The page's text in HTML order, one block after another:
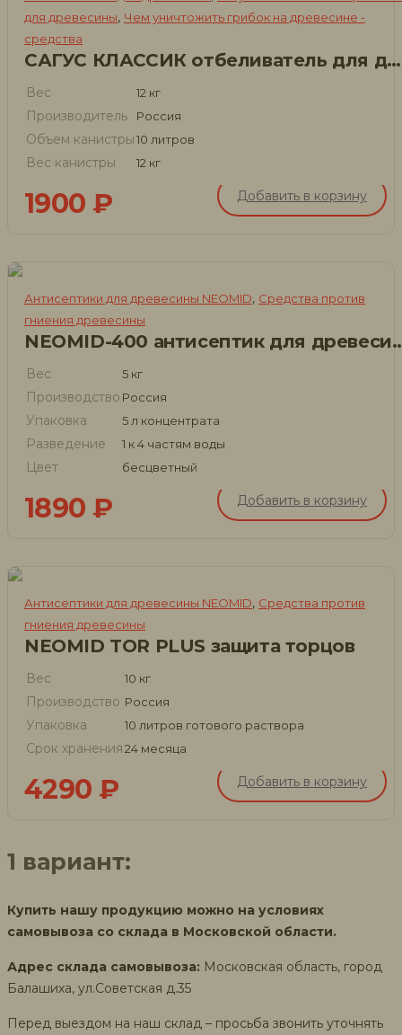
для древесины, Чем уничтожить грибок на древесине -
средства
САГУС КЛАССИК отбеливатель для дерева
Вес 12 кг
Производитель Россия
Объем канистры10 литров
Вес канистры 12 кг
1900 ₽ Добавить в корзину
Антисептики для древесины NEOMID, Средства против
гниения древесины
NEOMID-400
Вес 5 кг
Производство Россия
Упаковка 5 л концентрата
Разведение 1 к 4 частям воды
Цвет бесцветный
1890 ₽ Добавить в корзину
Антисептики для древесины NEOMID, Средства против
гниения древесины
NEOMID TOR PLUS защита торцов
Вес 10 кг
Производство Россия
Упаковка 10 литров готового раствора
Срок хранения24 месяца
4290 ₽ Добавить в корзину
1 вариант:
Купить нашу продукцию можно на условиях
самовывоза со склада в Московской области.
Адрес склада самовывоза: Московская область, город
Балашиха, ул.Советская д.35
Перед выездом на наш склад – просьба звонить уточнять